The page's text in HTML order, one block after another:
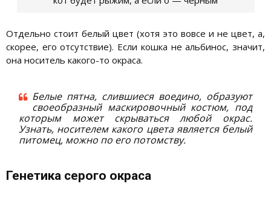
Отдельно стоит белый цвет (хотя это вовсе и не цвет, а,
скорее, его отсутствие). Если кошка не альбинос, значит,
она носитель какого-то окраса.
Белые пятна, слившиеся воедино, образуют
своеобразный маскировочный костюм, под
которым может скрываться любой окрас.
Узнать, носителем какого цвета является белый
питомец, можно по его потомству.
Генетика серого окраса